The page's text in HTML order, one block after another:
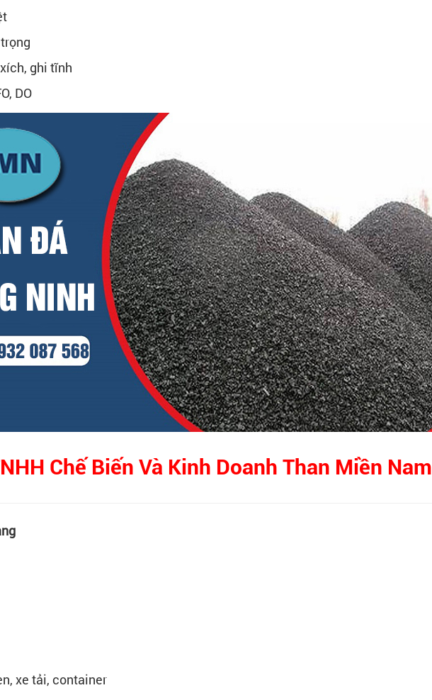
ghi tĩnh
DO
Chế Biến Và Kinh Doanh Than Miền Nam
xe tải, container